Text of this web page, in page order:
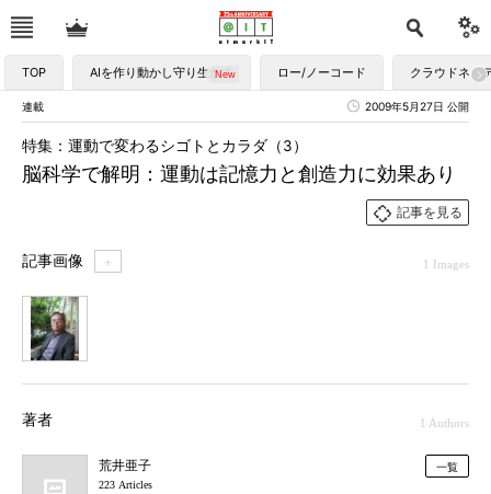
TOP AIを作り動かし守り生かす ロー/ノーコード クラウドネイ
連載 2009年5月27日 公開
脳科学で解明：運動は記憶力と創造力に効果あり
特集：運動で変わるシゴトとカラダ（3）
記事を見る
記事画像 ＋ 1 Images
著者 1 Authors
荒井亜子
223 Articles
一覧